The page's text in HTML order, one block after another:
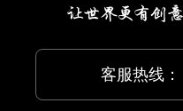
客服热线：